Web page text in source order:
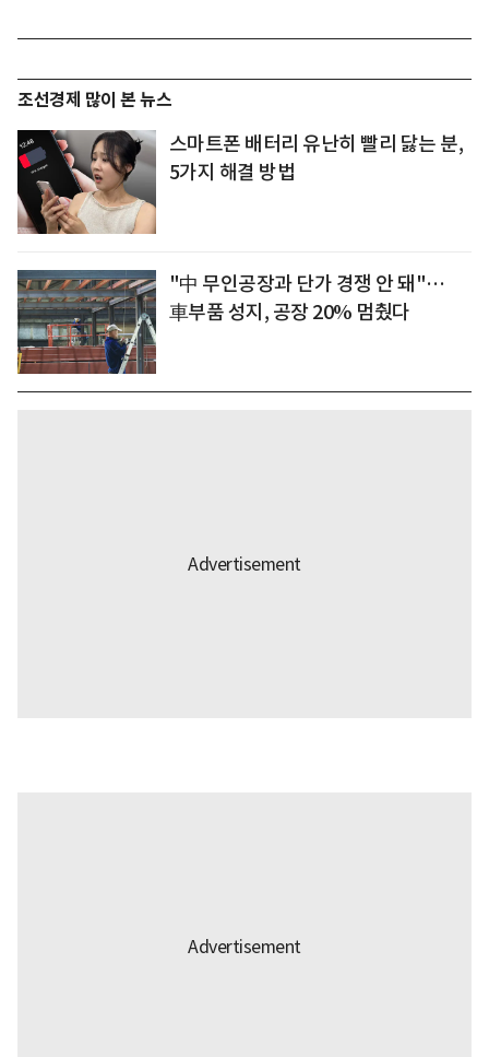
조선경제 많이 본 뉴스
스마트폰 배터리 유난히 빨리 닳는 분,
5가지 해결 방법
"中 무인공장과 단가 경쟁 안 돼"…
車부품 성지, 공장 20% 멈췄다